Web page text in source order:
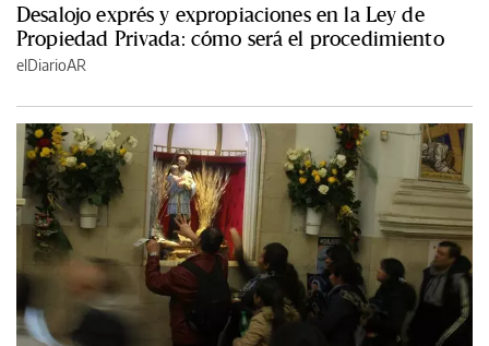
Desalojo exprés y expropiaciones en la Ley de
Propiedad Privada: cómo será el procedimiento
elDiarioAR